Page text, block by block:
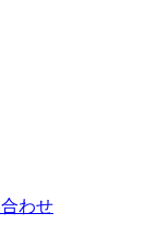
わせ